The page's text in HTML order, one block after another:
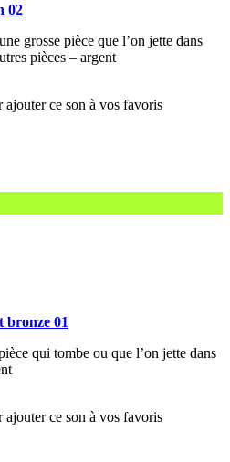
02
grosse pièce que l’on jette dans
pièces – argent
bronze 01
qui tombe ou que l’on jette dans